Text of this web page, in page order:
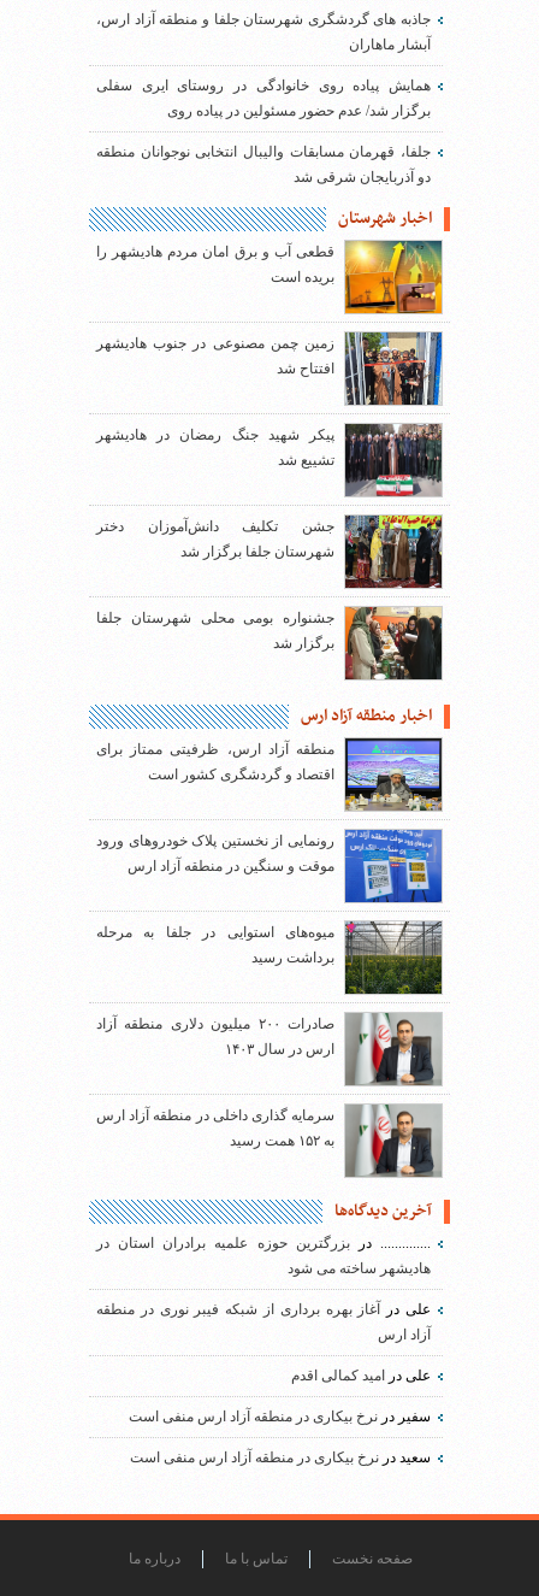
جاذبه های گردشگری شهرستان جلفا و منطقه آزاد ارس،
آبشار ماهاران
همایش پیاده روی خانوادگی در روستای ایری سفلی
برگزار شد/ عدم حضور مسئولین در پیاده روی
جلفا، قهرمان مسابقات والیبال انتخابی نوجوانان منطقه
دو آذربایجان شرقی شد
اخبار شهرستان
قطعی آب و برق امان مردم هادیشهر را
بریده است
زمین چمن مصنوعی در جنوب هادیشهر
افتتاح شد
پیکر شهید جنگ رمضان در هادیشهر
تشییع شد
جشن تکلیف دانش‌آموزان دختر
شهرستان جلفا برگزار شد
جشنواره بومی محلی شهرستان جلفا
برگزار شد
اخبار منطقه آزاد ارس
منطقه آزاد ارس، ظرفیتی ممتاز برای
اقتصاد و گردشگری کشور است
رونمایی از نخستین پلاک خودروهای ورود
موقت و سنگین در منطقه آزاد ارس
میوه‌های استوایی در جلفا به مرحله
برداشت رسید
صادرات ۲۰۰ میلیون دلاری منطقه آزاد
ارس در سال ۱۴۰۳
سرمایه گذاری داخلی در منطقه آزاد ارس
به ۱۵۲ همت رسید
آخرین دیدگاه‌ها
..............دربزرگترین حوزه علمیه برادران استان در
هادیشهر ساخته می شود
علیدر
آغاز بهره برداری از شبکه فیبر نوری در منطقه
آزاد ارس
علی در امید کمالی اقدم
سفیر در نرخ بیکاری در منطقه آزاد ارس منفی است
سعید در نرخ بیکاری در منطقه آزاد ارس منفی است
صفحه نخست تماس با ما درباره ما